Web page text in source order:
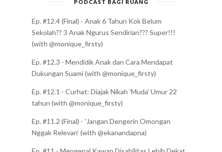
PODCAST BAGI RUANG
Ep. #12.4 (Final) - Anak 6 Tahun Kok Belum
Sekolah?? 3 Anak Ngurus Sendirian??? Super!!!
(with @monique_firsty)
Ep. #12.3 - Mendidik Anak dan Cara Mendapat
Dukungan Suami (with @monique_firsty)
Ep. #12.1 - Curhat: Diajak Nikah 'Muda' Umur 22
tahun (with @monique_firsty)
Ep. #11.2 (Final) - 'Jangan Dengerin Omongan
Nggak Relevan' (with @ekanandapna)